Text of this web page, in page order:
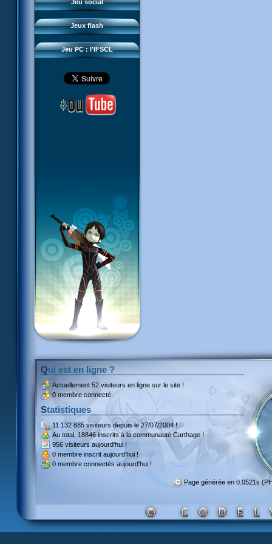
Jeu social
Jeux flash
Sector 2 Escape
Jeu PC : l'IFSCL
Téléchargements
Réseau IFSCL
Qui est en ligne ?
Actuellement 52 visiteurs en ligne sur le site !
0 membre connecté.
Statistiques
11 132 885 visiteursdepuis le 27/07/2004 !
Au total, 18846 inscritsà la communauté Carthage !
956 visiteurs aujourd'hui !
0 membre inscrit aujourd'hui !
0 membre connectés aujourd'hui !
Page générée en 0.0521s